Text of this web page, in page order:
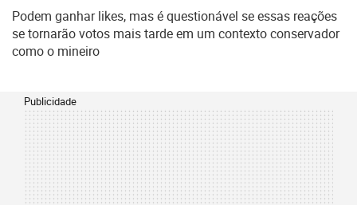
Podem ganhar likes, mas é questionável se essas reações
se tornarão votos mais tarde em um contexto conservador
como o mineiro
Publicidade